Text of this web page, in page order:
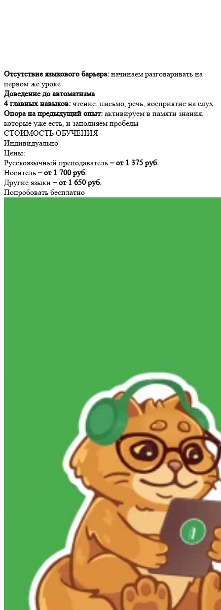
Отсутствие языкового барьера: начинаем разговаривать на
первом же уроке
Доведение до автоматизма
4 главных навыков: чтение, письмо, речь, восприятие на слух
Опора на предыдущий опыт: активируем в памяти знания,
которые уже есть, и заполняем пробелы
СТОИМОСТЬ ОБУЧЕНИЯ
Индивидуально
Цены:
Русскоязычный преподаватель– от 1 375 руб.
Носитель– от 1 700 руб.
Другие языки– от 1 650 руб.
Попробовать бесплатно